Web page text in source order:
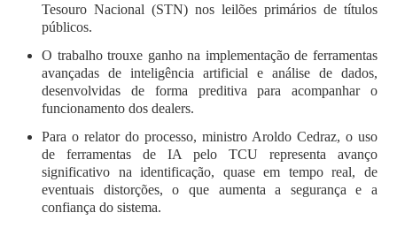
Tesouro Nacional (STN) nos leilões primários de títulos
públicos.
O trabalho trouxe ganho na implementação de ferramentas
avançadas de inteligência artificial e análise de dados,
desenvolvidas de forma preditiva para acompanhar o
funcionamento dos dealers.
Para o relator do processo, ministro Aroldo Cedraz, o uso
de ferramentas de IA pelo TCU representa avanço
significativo na identificação, quase em tempo real, de
eventuais distorções, o que aumenta a segurança e a
confiança do sistema.